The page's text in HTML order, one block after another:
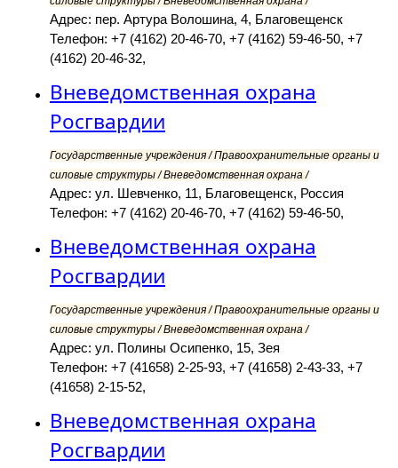
Адрес: пер. Артура Волошина, 4, Благовещенск
Телефон: +7 (4162) 20-46-70, +7 (4162) 59-46-50, +7
(4162) 20-46-32,
Вневедомственная охрана
Росгвардии
Государственные учреждения / Правоохранительные органы и
силовые структуры / Вневедомственная охрана /
Адрес: ул. Шевченко, 11, Благовещенск, Россия
Телефон: +7 (4162) 20-46-70, +7 (4162) 59-46-50,
Вневедомственная охрана
Росгвардии
Государственные учреждения / Правоохранительные органы и
силовые структуры / Вневедомственная охрана /
Адрес: ул. Полины Осипенко, 15, Зея
Телефон: +7 (41658) 2-25-93, +7 (41658) 2-43-33, +7
(41658) 2-15-52,
Вневедомственная охрана
Росгвардии